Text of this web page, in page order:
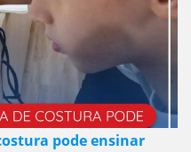
pode ensinar